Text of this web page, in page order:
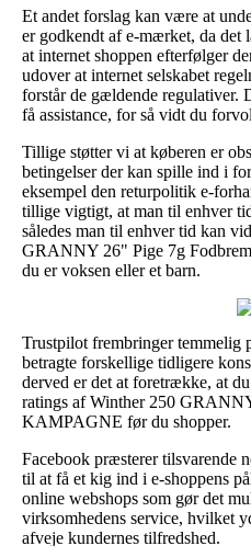
Et andet forslag kan være at
er godkendt af e-mærket, da
at internet shoppen efterfølger
udover at internet selskabet
forstår de gældende regulativer.
få assistance, for så vidt du
Tillige støtter vi at køberen er
betingelser der kan spille ind i
eksempel den returpolitik e-
tillige vigtigt, at man til enhver
således man til enhver tid kan
GRANNY 26" Pige 7g
du er voksen eller et barn.
Trustpilot frembringer temmelig
betragte forskellige tidligere
derved er det at foretrække, at
ratings af Winther 250
KAMPAGNE før du shopper.
Facebook præsterer tilsvarende
til at få et kig ind i e-shoppens
online webshops som gør det
virksomhedens service, hvilket
afveje kundernes tilfredshed.